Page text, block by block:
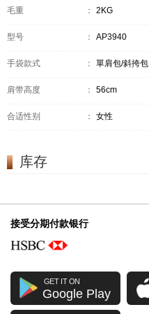
毛重 ： 2KG
型号 ： AP3940
手袋款式 ： 單肩包/斜挎包
肩带高度 ： 56cm
合适性别 ： 女性
库存
接受分期付款银行
GET IT ON
Google Play